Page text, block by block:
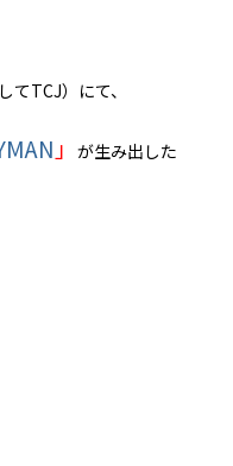
てTCJ）にて、
」 が生み出した